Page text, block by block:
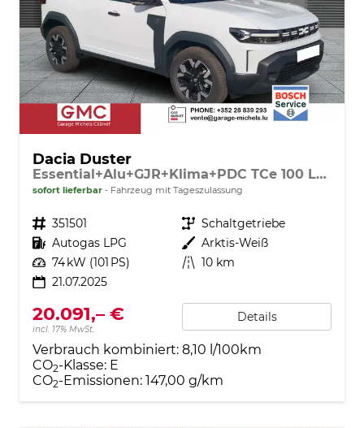
Dacia Duster
Essential+Alu+GJR+Klima+PDC TCe 100 LPG
sofort lieferbar Fahrzeug mit Tageszulassung
Fahrzeugnr. 351501 Getriebe Schaltgetriebe
Kraftstoff Autogas LPG Außenfarbe Arktis-Weiß
Leistung 74 kW (101 PS) Kilometerstand 10 km
21.07.2025
20.091,– €
incl. 17% MwSt.
Details
Verbrauch kombiniert: 8,10 l/100km
CO2-Klasse: E
CO2-Emissionen: 147,00 g/km